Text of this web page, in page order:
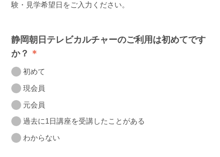
験・見学希望日をご入力ください。
静岡朝日テレビカルチャーのご利用は初めてです
か？
初めて
現会員
元会員
過去に1日講座を受講したことがある
わからない